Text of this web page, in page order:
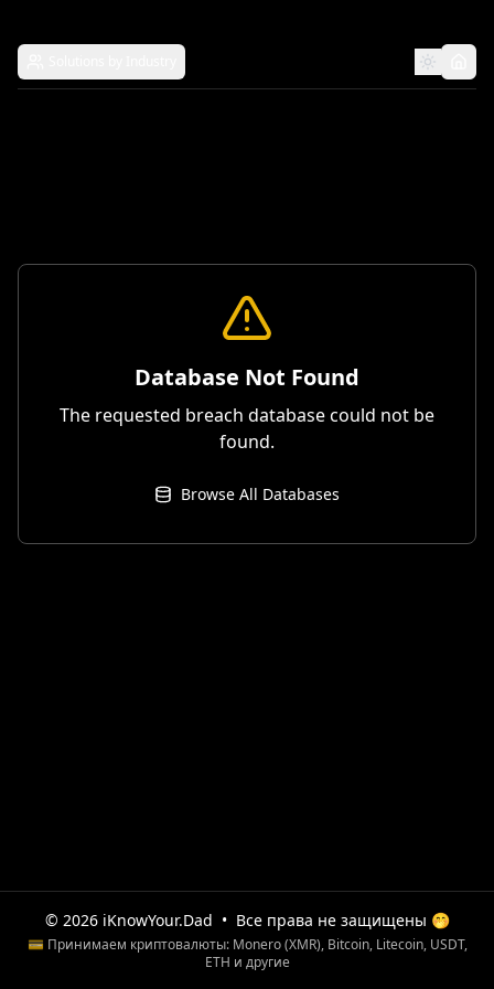
Database Not Found
The requested breach database could not be
found.
Browse All Databases
© 2026 iKnowYour.Dad • Все права не защищены 🤭
💳 Принимаем криптовалюты: Monero (XMR), Bitcoin, Litecoin, USDT,
ETH и другие